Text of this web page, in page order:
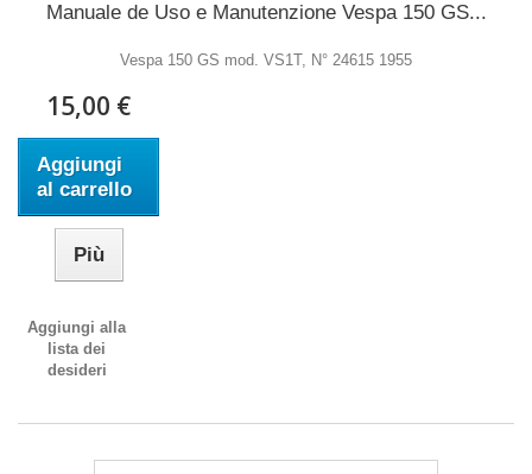
Manuale de Uso e Manutenzione Vespa 150 GS...
Vespa 150 GS mod. VS1T, N° 24615 1955
15,00 €
Aggiungi
al carrello
Più
Aggiungi alla
lista dei
desideri